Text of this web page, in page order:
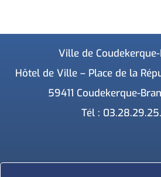
Ville de
Hôtel de Ville – Place de la
59411 Coudekerque-
Tél :